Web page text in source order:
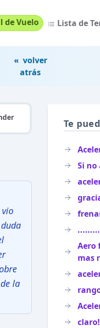
de Vuelo Lista de
« volver
atrás
la
Te
Si no
Aero
mas
claro!